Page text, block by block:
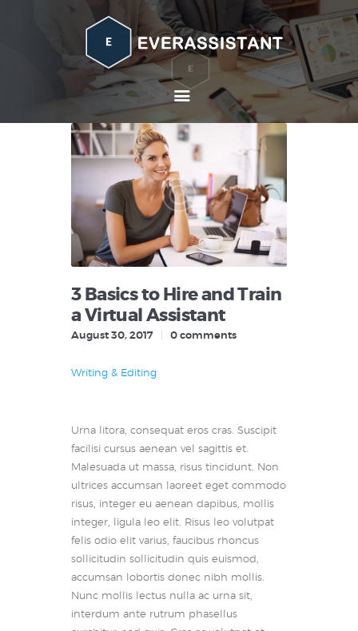
Home
About
Services
Contacts
3 Basics to Hire and Train
a Virtual Assistant
August 30, 2017 0 comments
Writing & Editing
Urna litora, consequat eros cras. Suscipit
facilisi cursus aenean vel sagittis et.
Malesuada ut massa, risus tincidunt. Non
ultrices accumsan laoreet eget commodo
risus, integer eu aenean dapibus, mollis
integer, ligula leo elit. Risus leo volutpat
felis odio elit varius, faucibus rhoncus
sollicitudin sollicitudin quis euismod,
accumsan lobortis donec nibh mollis.
Nunc mollis lectus nulla ac urna sit,
interdum ante rutrum phasellus